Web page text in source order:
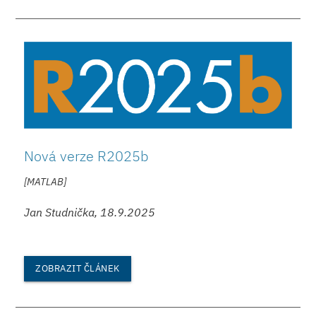
Nová verze R2025b
[MATLAB]
Jan Studnička, 18.9.2025
ZOBRAZIT ČLÁNEK